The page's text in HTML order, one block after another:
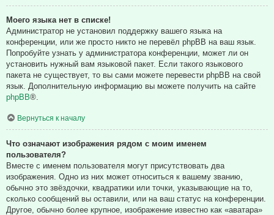
Моего языка нет в списке!
Администратор не установил поддержку вашего языка на
конференции, или же просто никто не перевёл phpBB на ваш язык.
Попробуйте узнать у администратора конференции, может ли он
установить нужный вам языковой пакет. Если такого языкового
пакета не существует, то вы сами можете перевести phpBB на свой
язык. Дополнительную информацию вы можете получить на сайте
phpBB®.
Вернуться к началу
Что означают изображения рядом с моим именем
пользователя?
Вместе с именем пользователя могут присутствовать два
изображения. Одно из них может относиться к вашему званию,
обычно это звёздочки, квадратики или точки, указывающие на то,
сколько сообщений вы оставили, или на ваш статус на конференции.
Другое, обычно более крупное, изображение известно как «аватара»